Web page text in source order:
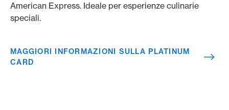
American Express. Ideale per esperienze culinarie
speciali.
MAGGIORI INFORMAZIONI SULLA PLATINUM
CARD